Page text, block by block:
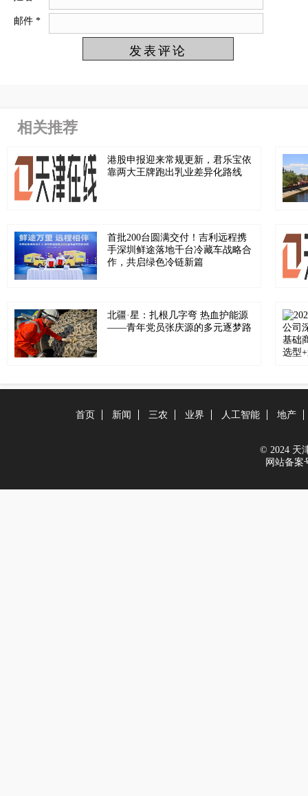
邮件 *
相关推荐
港股申报迎来常规更新，君乐宝依
靠两大王牌跑出乳业差异化路线
首批200台圆满交付！吉利远程携
手深圳鲜途落地千台冷藏车战略合
作，共启绿色冷链新篇
北疆·星：扎根几字弯 热血护能源
——青年党员张庆源的多元逐梦路
首页 新闻 三农 业界 人工智能 地产
© 2024 天
网站备案